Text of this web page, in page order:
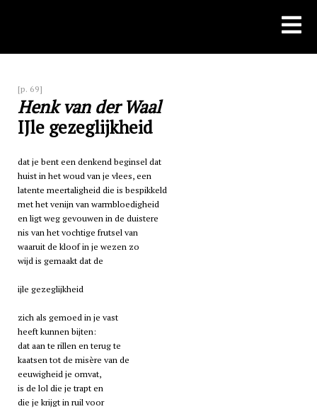
[p. 69]
Henk van der Waal
IJle gezeglijkheid
dat je bent een denkend beginsel dat
huist in het woud van je vlees, een
latente meertaligheid die is bespikkeld
met het venijn van warmbloedigheid
en ligt weg gevouwen in de duistere
nis van het vochtige frutsel van
waaruit de kloof in je wezen zo
wijd is gemaakt dat de
ijle gezeglijkheid
zich als gemoed in je vast
heeft kunnen bijten:
dat aan te rillen en terug te
kaatsen tot de misère van de
eeuwigheid je omvat,
is de lol die je trapt en
die je krijgt in ruil voor